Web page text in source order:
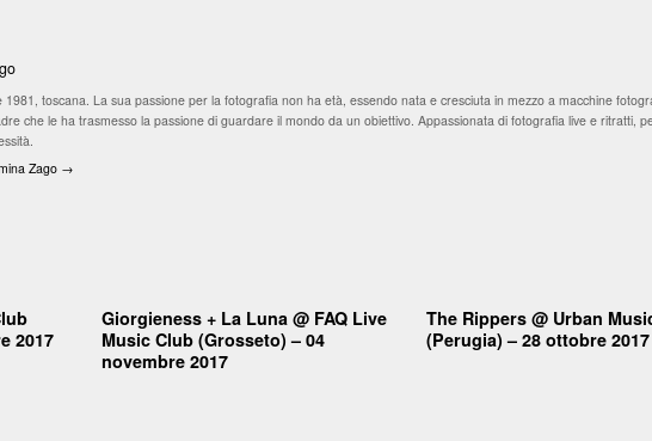
1981, toscana. La sua passione per la fotografia non ha età, essendo nata e cresciuta in mezzo a macchine
che le ha trasmesso la passione di guardare il mondo da un obiettivo. Appassionata di fotografia live e ritratti,
Zago →
2017
Giorgieness + La Luna @ FAQ Live
Music Club (Grosseto) – 04
novembre 2017
The Rippers @ Urban
(Perugia) – 28 ottobre 2017